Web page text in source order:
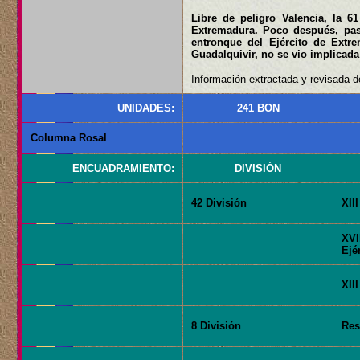
Libre de peligro Valencia, la
Extremadura. Poco después,
entronque del Ejército de
Guadalquivir, no se vio
Información extractada y revisada
UNIDADES: 241 BON
Columna Rosal
ENCUADRAMIENTO: DIVISIÓN
42 División
8 División